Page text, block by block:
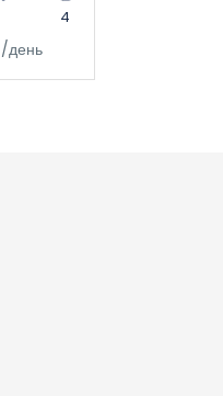
4
/день